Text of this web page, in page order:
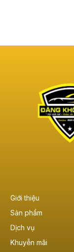
Giới thiệu
Sản phẩm
Dịch vụ
Khuyễn mãi